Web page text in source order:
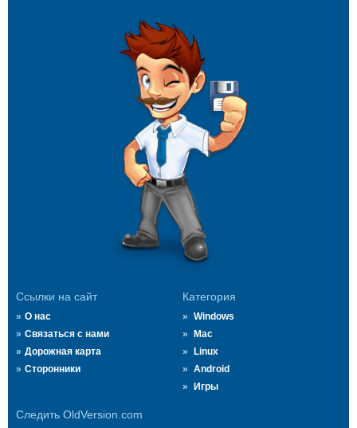
Ссылки на сайт
О нас
Связаться с нами
Дорожная карта
Сторонники
Категория
Windows
Mac
Linux
Android
Игры
Следить OldVersion.com